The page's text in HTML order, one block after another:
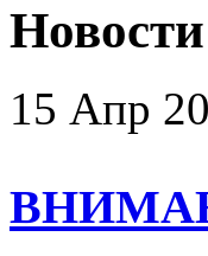
Новости
15 Апр